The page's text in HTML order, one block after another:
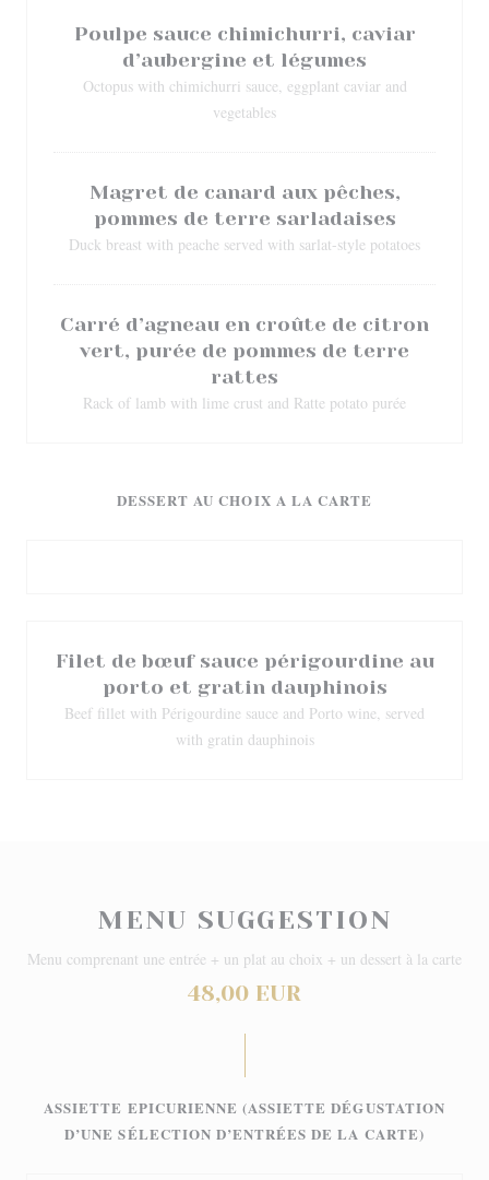
Poulpe sauce chimichurri, caviar
d’aubergine et légumes
Octopus with chimichurri sauce, eggplant caviar and
vegetables
Magret de canard aux pêches,
pommes de terre sarladaises
Duck breast with peache served with sarlat-style potatoes
Carré d’agneau en croûte de citron
vert, purée de pommes de terre
rattes
Rack of lamb with lime crust and Ratte potato purée
DESSERT AU CHOIX A LA CARTE
Filet de bœuf sauce périgourdine au
porto et gratin dauphinois
Beef fillet with Périgourdine sauce and Porto wine, served
with gratin dauphinois
MENU SUGGESTION
Menu comprenant une entrée + un plat au choix + un dessert à la carte
48,00 EUR
ASSIETTE EPICURIENNE (ASSIETTE DÉGUSTATION
D’UNE SÉLECTION D’ENTRÉES DE LA CARTE)